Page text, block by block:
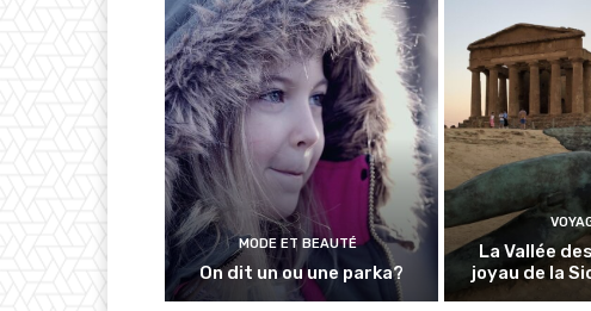
MODE ET BEAUTÉ
On dit un ou une parka?
La Vallée
joyau de la